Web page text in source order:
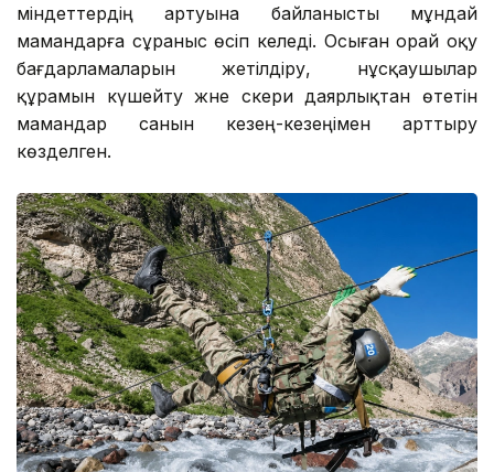
міндеттердің артуына байланысты мұндай
мамандарға сұраныс өсіп келеді. Осыған орай оқу
бағдарламаларын жетілдіру, нұсқаушылар
құрамын күшейту және әскери даярлықтан өтетін
мамандар санын кезең-кезеңімен арттыру
көзделген.